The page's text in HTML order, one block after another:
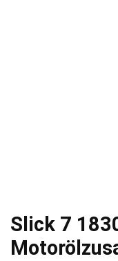
Slick 7